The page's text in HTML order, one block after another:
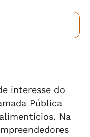
interesse do
Pública
Na